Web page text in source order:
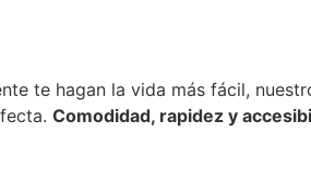
te hagan la vida más fácil,
Comodidad, rapidez y